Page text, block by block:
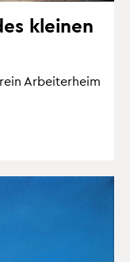
klei­nen
Ar­bei­ter­heim